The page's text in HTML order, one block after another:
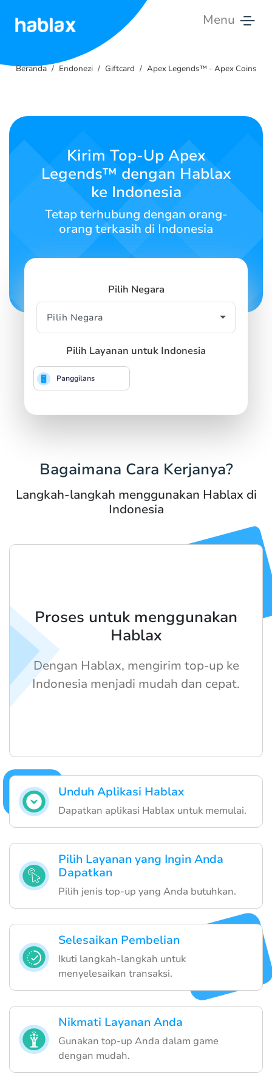
Menu
Harga
Kontak
Kami
Bahasa Indonesia
Beranda Endonezi Giftcard Apex Legends™ - Apex Coins
Kirim Top-Up Apex
Legends™ dengan Hablax
ke Indonesia
Tetap terhubung dengan orang-
orang terkasih di Indonesia
Pilih Negara
Pilih Layanan untuk Indonesia
Panggilans
Bagaimana Cara Kerjanya?
Langkah-langkah menggunakan Hablax di
Indonesia
Unduh Aplikasi Hablax
Dapatkan aplikasi Hablax untuk memulai.
Pilih Layanan yang Ingin Anda
Dapatkan
Pilih jenis top-up yang Anda butuhkan.
Selesaikan Pembelian
Ikuti langkah-langkah untuk
menyelesaikan transaksi.
Nikmati Layanan Anda
Gunakan top-up Anda dalam game
dengan mudah.
Proses untuk menggunakan
Hablax
Dengan Hablax, mengirim top-up ke
Indonesia menjadi mudah dan cepat.